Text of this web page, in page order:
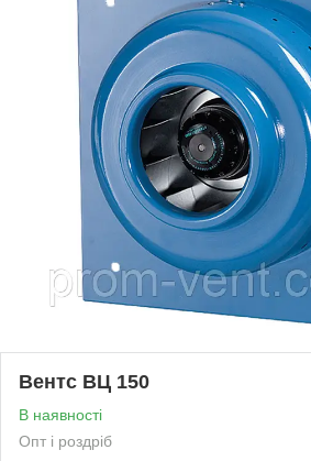
Вентс ВЦ 150
В наявності
Опт і роздріб